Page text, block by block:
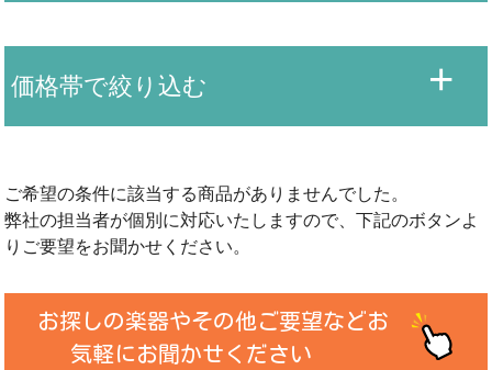
価格帯で絞り込む
ご希望の条件に該当する商品がありませんでした。
弊社の担当者が個別に対応いたしますので、下記のボタンよ
りご要望をお聞かせください。
お探しの楽器やその他ご要望などお
気軽にお聞かせください